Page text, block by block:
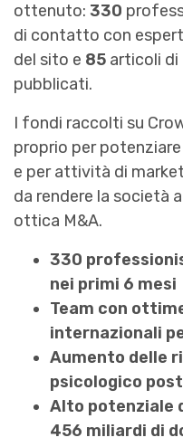
ottenuto: 330
di contatto con
del sito e 85 articoli
pubblicati.
I fondi raccolti su
proprio per
e per attività di
da rendere la società
ottica M&A.
330
nei primi 6 mesi
Team con
internazionali
Aumento delle
psicologico
Alto potenziale
456 miliardi di